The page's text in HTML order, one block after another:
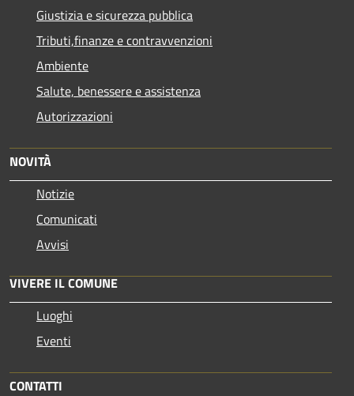
Giustizia e sicurezza pubblica
Tributi,finanze e contravvenzioni
Ambiente
Salute, benessere e assistenza
Autorizzazioni
NOVITÀ
Notizie
Comunicati
Avvisi
VIVERE IL COMUNE
Luoghi
Eventi
CONTATTI